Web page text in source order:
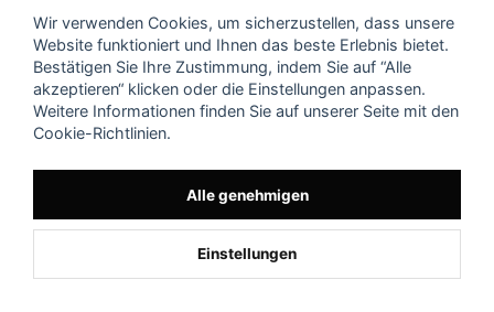
Registrieren
Passwort vergessen?
Wir verwenden Cookies, um sicherzustellen, dass unsere
Website funktioniert und Ihnen das beste Erlebnis bietet.
Bestätigen Sie Ihre Zustimmung, indem Sie auf “Alle
akzeptieren“ klicken oder die Einstellungen anpassen.
Weitere Informationen finden Sie auf unserer Seite mit den
Cookie-Richtlinien.
Alle genehmigen
Einstellungen